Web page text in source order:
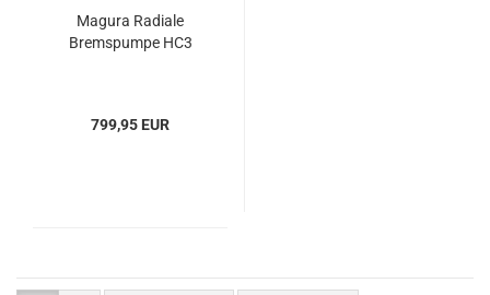
Magura Radiale
Bremspumpe HC3
799,95 EUR